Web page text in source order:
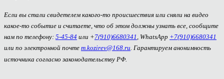
Если вы стали свидетелем какого-то происшествия или сняли на видео
какое-то событие и считаете, что об этом должны узнать все, сообщите
нам по телефону: 5-45-84 или +7(910)6680341 , WhatsApp +7(910)6680341
или по электронной почте m.kozirev@168.ru. Гарантируем анонимность
источника согласно законодательству РФ.